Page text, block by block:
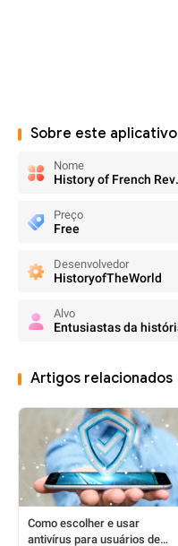
Sobre este aplicativo
Nome
Preço
Free
Desenvolvedor
HistoryofTheWorld
Alvo
Entusiastas da
Artigos relacionados
Como escolher e usar
antivírus para usuários de